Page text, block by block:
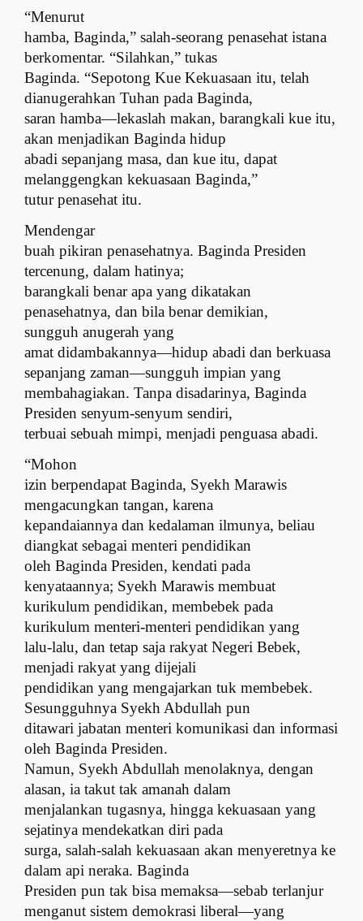
“Menurut
hamba, Baginda,” salah-seorang penasehat istana
berkomentar. “Silahkan,” tukas
Baginda. “Sepotong Kue Kekuasaan itu, telah
dianugerahkan Tuhan pada Baginda,
saran hamba—lekaslah makan, barangkali kue itu,
akan menjadikan Baginda hidup
abadi sepanjang masa, dan kue itu, dapat
melanggengkan kekuasaan Baginda,”
tutur penasehat itu.
Mendengar
buah pikiran penasehatnya. Baginda Presiden
tercenung, dalam hatinya;
barangkali benar apa yang dikatakan
penasehatnya, dan bila benar demikian,
sungguh anugerah yang
amat didambakannya—hidup abadi dan berkuasa
sepanjang zaman—sungguh impian yang
membahagiakan. Tanpa disadarinya, Baginda
Presiden senyum-senyum sendiri,
terbuai sebuah mimpi, menjadi penguasa abadi.
“Mohon
izin berpendapat Baginda, Syekh Marawis
mengacungkan tangan, karena
kepandaiannya dan kedalaman ilmunya, beliau
diangkat sebagai menteri pendidikan
oleh Baginda Presiden, kendati pada
kenyataannya; Syekh Marawis membuat
kurikulum pendidikan, membebek pada
kurikulum menteri-menteri pendidikan yang
lalu-lalu, dan tetap saja rakyat Negeri Bebek,
menjadi rakyat yang dijejali
pendidikan yang mengajarkan tuk membebek.
Sesungguhnya Syekh Abdullah pun
ditawari jabatan menteri komunikasi dan informasi
oleh Baginda Presiden.
Namun, Syekh Abdullah menolaknya, dengan
alasan, ia takut tak amanah dalam
menjalankan tugasnya, hingga kekuasaan yang
sejatinya mendekatkan diri pada
surga, salah-salah kekuasaan akan menyeretnya ke
dalam api neraka. Baginda
Presiden pun tak bisa memaksa—sebab terlanjur
menganut sistem demokrasi liberal—yang